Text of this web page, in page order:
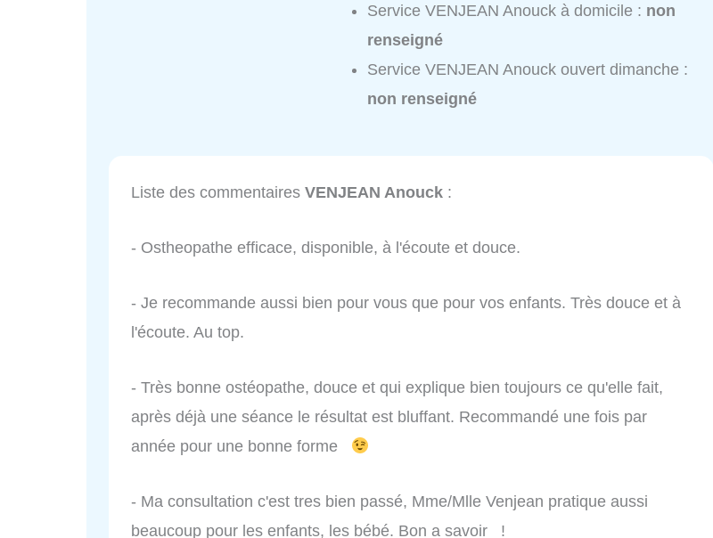
Service VENJEAN Anouck à domicile : non
renseigné
Service VENJEAN Anouck ouvert dimanche :
non renseigné
Liste des commentaires VENJEAN Anouck :
- Ostheopathe efficace, disponible, à l'écoute et douce.
- Je recommande aussi bien pour vous que pour vos enfants. Très douce et à
l'écoute. Au top.
- Très bonne ostéopathe, douce et qui explique bien toujours ce qu'elle fait,
après déjà une séance le résultat est bluffant. Recommandé une fois par
année pour une bonne forme
- Ma consultation c'est tres bien passé, Mme/Mlle Venjean pratique aussi
beaucoup pour les enfants, les bébé. Bon a savoir !